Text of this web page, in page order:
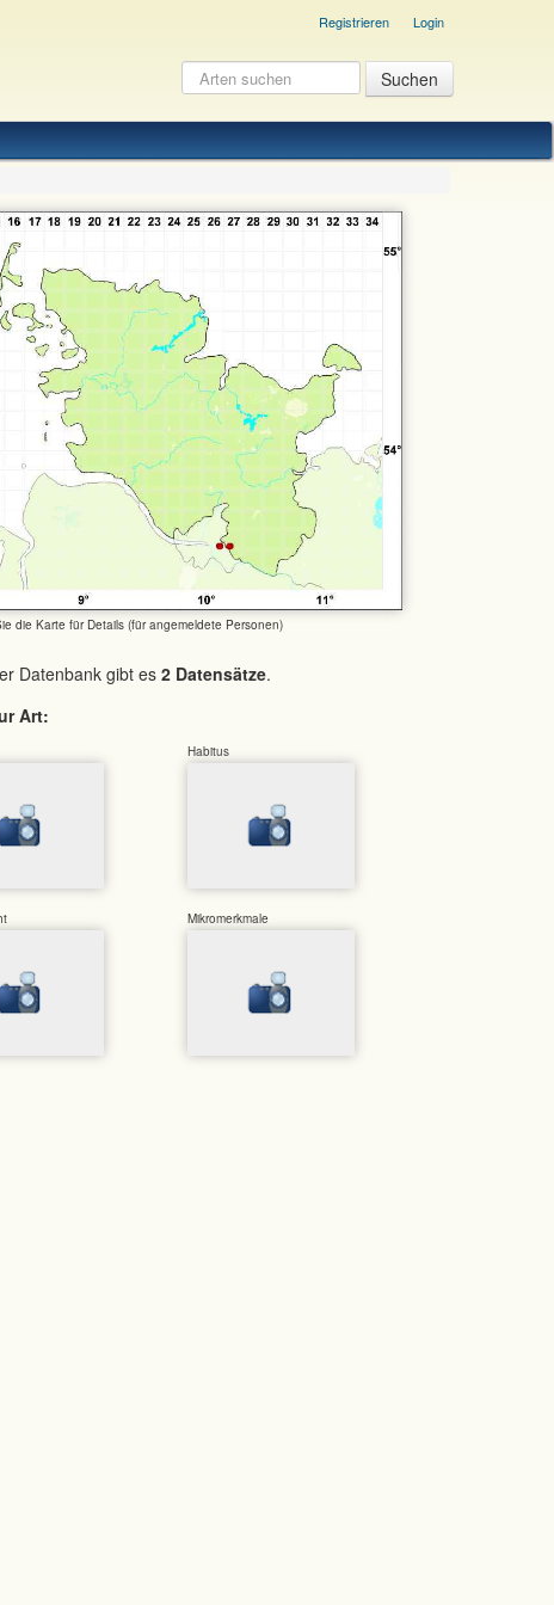
Registrieren Login
die Karte für Details (für angemeldete Personen)
Datenbank gibt es 2 Datensätze.
Art:
Habitus
Mikromerkmale